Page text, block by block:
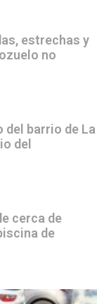
estrechas y
no
del barrio de La
del
cerca de
de